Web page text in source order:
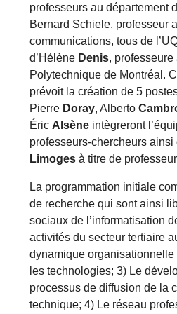
professeurs au département
Bernard Schiele, professeur
communications, tous de
d’Hélène Denis, professeure
Polytechnique de Montréal.
prévoit la création de 5
Pierre Doray, Alberto
Éric Alsène intègreront
professeurs-chercheurs
Limoges à titre de
La programmation initiale
de recherche qui sont ainsi
sociaux de l’informatisation
activités du secteur tertiaire
dynamique
les technologies; 3) Le
processus de diffusion de la
technique; 4) Le réseau